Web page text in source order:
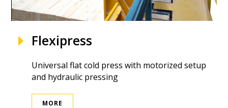
Flexipress
Universal flat cold press with motorized setup
and hydraulic pressing
MORE